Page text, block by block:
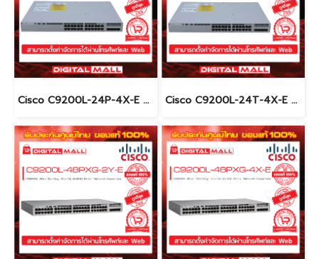
Cisco C9200L-24P-4X-E อุปกรณ์ขยายสัญญาณ (Gigabit Switch Hub) Cisco C9200L-24T-4X-E อุปกรณ์ขยายสัญญาณ (Gigabit Switch Hub)